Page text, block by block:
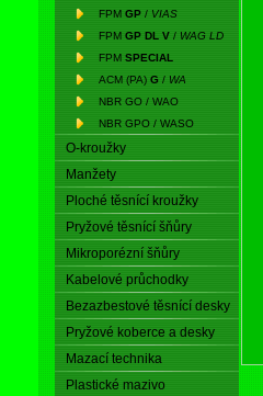
FPM GP / VIAS
FPM GP DL V / WAG LD
FPM SPECIAL
ACM (PA) G / WA
NBR GO / WAO
NBR GPO / WASO
O-kroužky
Manžety
Ploché těsnící kroužky
Pryžové těsnící šňůry
Mikroporézní šňůry
Kabelové průchodky
Bezazbestové těsnící desky
Pryžové koberce a desky
Mazací technika
Plastické mazivo